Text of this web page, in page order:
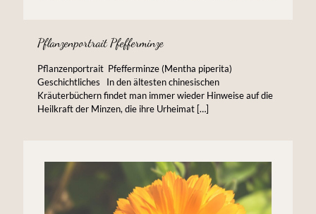
Pflanzenportrait Pfefferminze
Pflanzenportrait Pfefferminze (Mentha piperita)
Geschichtliches In den ältesten chinesischen
Kräuterbüchern findet man immer wieder Hinweise auf die
Heilkraft der Minzen, die ihre Urheimat […]